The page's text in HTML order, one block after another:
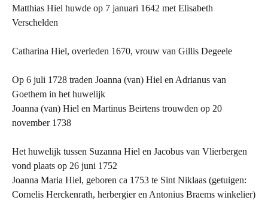
Matthias Hiel huwde op 7 januari 1642 met Elisabeth
Verschelden
Catharina Hiel, overleden 1670, vrouw van Gillis Degeele
Op 6 juli 1728 traden Joanna (van) Hiel en Adrianus van
Goethem in het huwelijk
Joanna (van) Hiel en Martinus Beirtens trouwden op 20
november 1738
Het huwelijk tussen Suzanna Hiel en Jacobus van Vlierbergen
vond plaats op 26 juni 1752
Joanna Maria Hiel, geboren ca 1753 te Sint Niklaas (getuigen:
Cornelis Herckenrath, herbergier en Antonius Braems winkelier)